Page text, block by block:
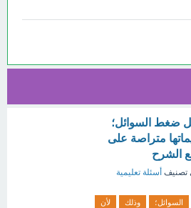
ضغط السوائل؛
متراصة على
الشرح
تصنيف أسئلة تعليمية
السوائل؛ وذلك
لأن